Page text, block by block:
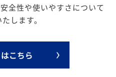
全性や使いやすさについて
します。